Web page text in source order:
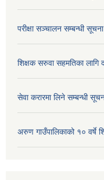
परीक्षा सञ्चालन सम्बन्धी सूचना
शिक्षक सरुवा सहमतिका लागि
सेवा करारमा लिने सम्बन्धी
अरुण गाउँपालिकाको १० वर्षे